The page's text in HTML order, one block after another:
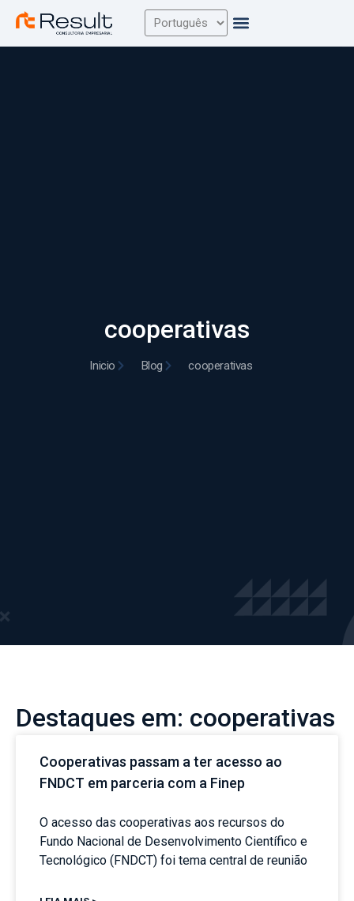
cooperativas
Inicio Blog cooperativas
Destaques em: cooperativas
Cooperativas passam a ter acesso ao
FNDCT em parceria com a Finep
O acesso das cooperativas aos recursos do
Fundo Nacional de Desenvolvimento Científico e
Tecnológico (FNDCT) foi tema central de reunião